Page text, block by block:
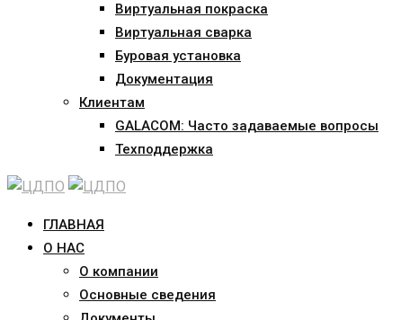
Виртуальная покраска
Виртуальная сварка
Буровая установка
Документация
Клиентам
GALACOM: Часто задаваемые вопросы
Техподдержка
ГЛАВНАЯ
О НАС
О компании
Основные сведения